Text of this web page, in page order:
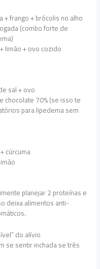
frango + brócolis no alho
(combo forte de
limão + ovo cozido
sal + ovo
chocolate 70% (se isso te
para lipedema sem
cúrcuma
planejar 2 proteínas e
deixa alimentos anti-
do alívio
se sentir inchada se três